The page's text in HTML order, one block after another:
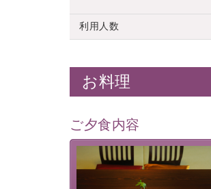
利用人数
お料理
ご夕食内容
夕食なしご夕食を追加される
場合は、二食付きのプランを